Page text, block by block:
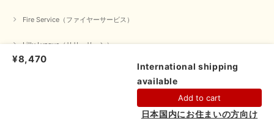
嬉しく思います。 ありがとうございました。 又のご来店お待
ちしております。
かわいいふわふわのベスト届きました ありがとうございます😊
Fire Service（ファイヤーサービス）
Lilly Lynque（リリーリーン）
¥8,470
International shipping
available
Add to cart
日本国内にお住まいの方向け
ショップに質問する